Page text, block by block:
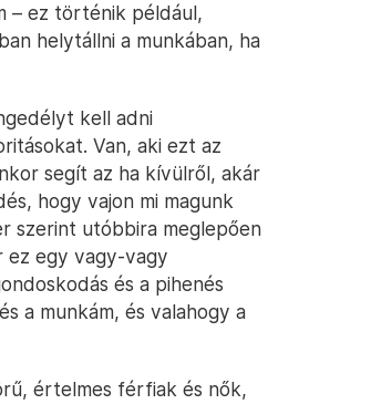
– ez történik például,
helytállni a munkában, ha
kell adni
Van, aki ezt az
segít az ha kívülről, akár
hogy vajon mi magunk
szerint utóbbira meglepően
ez egy vagy-vagy
és a pihenés
a munkám, és valahogy a
értelmes férfiak és nők,